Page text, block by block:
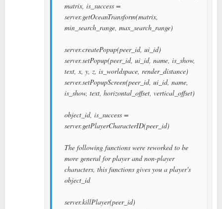
matrix, is_success =
server.getOceanTransform(matrix,
min_search_range, max_search_range)
server.createPopup(peer_id, ui_id)
server.setPopup(peer_id, ui_id, name, is_show,
text, x, y, z, is_worldspace, render_distance)
server.setPopupScreen(peer_id, ui_id, name,
is_show, text, horizontal_offset, vertical_offset)
object_id, is_success =
server.getPlayerCharacterID(peer_id)
The following functions were reworked to be
more general for player and non-player
characters, this functions gives you a player's
object_id
server.killPlayer(peer_id)